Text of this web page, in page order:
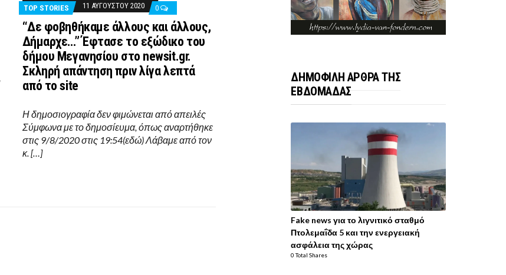
TOP STORIES 11 ΑΥΓΟΎΣΤΟΥ 2020 0
“Δε φοβηθήκαμε άλλους και άλλους,
Δήμαρχε…” Έφτασε το εξώδικο του
δήμου Μεγανησίου στο newsit.gr.
Σκληρή απάντηση πριν λίγα λεπτά
από το site
Η δημοσιογραφία δεν φιμώνεται από απειλές
Σύμφωνα με το δημοσίευμα, όπως αναρτήθηκε
στις 9/8/2020 στις 19:54(εδώ) Λάβαμε από τον
κ. […]
ΔΗΜΟΦΙΛΗ ΑΡΘΡΑ ΤΗΣ
ΕΒΔΟΜΑΔΑΣ
Fake news για το λιγνιτικό σταθμό
Πτολεμαΐδα 5 και την ενεργειακή
ασφάλεια της χώρας
0 Total Shares